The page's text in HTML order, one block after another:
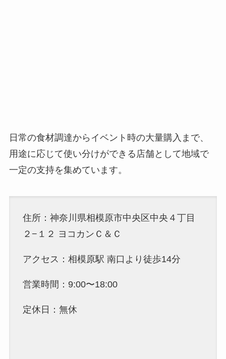
日常の食材調達からイベント時の大量購入まで、
用途に応じて使い分けができる店舗として地域で
一定の支持を集めています。
住所：神奈川県相模原市中央区中央４丁目
２−１２ ヨコカンＣ＆Ｃ
アクセス：相模原駅 南口より徒歩14分
営業時間：9:00〜18:00
定休日：無休